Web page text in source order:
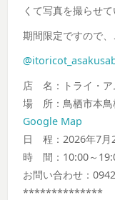
くて写真を撮らせて
期間限定ですので
店 名：トライ・ア
場 所：鳥栖市本鳥
Google Map
日 程：2026年7月
時 間：10:00～
お問い合わせ：
**************